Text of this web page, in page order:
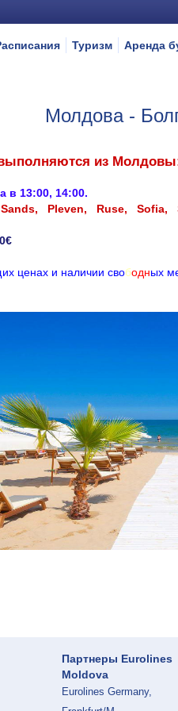
Туризм Аренда
Молдова -
из
в 13:00, 14:00.
Pleven, Ruse, Sofia,
их ценах и наличии свободных м
Партнеры Eurolines
Moldova
Eurolines Germany,